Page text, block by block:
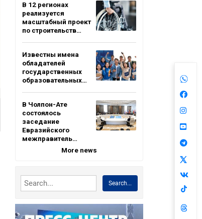
В 12 регионах
реализуется
масштабный проект
по строительств…
Известны имена
обладателей
государственных
образовательных…
В Чолпон-Ате
состоялось
заседание
Евразийского
межправитель…
More news
Search...